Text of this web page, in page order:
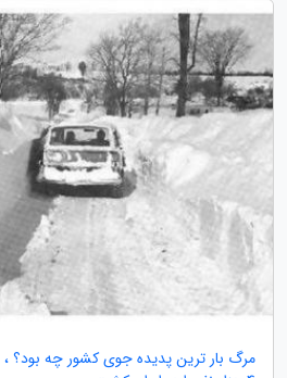
مرگ بار ترین پدیده جوی کشور چه بود؟ ،